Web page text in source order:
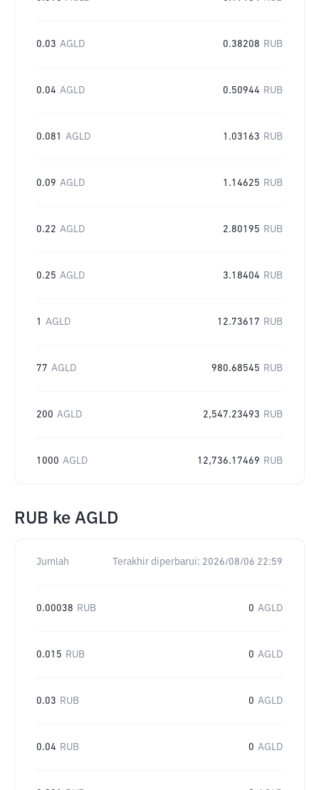
0.03 AGLD 0.38208 RUB
0.04 AGLD 0.50944 RUB
0.081 AGLD 1.03163 RUB
0.09 AGLD 1.14625 RUB
0.22 AGLD 2.80195 RUB
0.25 AGLD 3.18404 RUB
1 AGLD 12.73617 RUB
77 AGLD 980.68545 RUB
200 AGLD 2,547.23493 RUB
1000 AGLD 12,736.17469 RUB
RUB ke AGLD
Jumlah Terakhir diperbarui: 2026/08/06 22:59
0.00038 RUB 0 AGLD
0.015 RUB 0 AGLD
0.03 RUB 0 AGLD
0.04 RUB 0 AGLD